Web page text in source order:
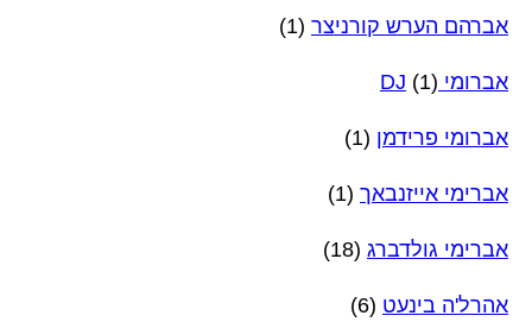
אברהם הערש קורניצר (1)
אברומי DJ (1)
אברומי פרידמן (1)
אברימי אייזנבאך (1)
אברימי גולדברג (18)
אהרל'ה בינעט (6)